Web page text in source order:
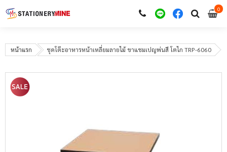
00
หน้าแรก ชุดโต๊ะอาหารหน้าเหลี่ยมลายไม้ ขาแชมเปญพ่นสี โตไก TRP-6060